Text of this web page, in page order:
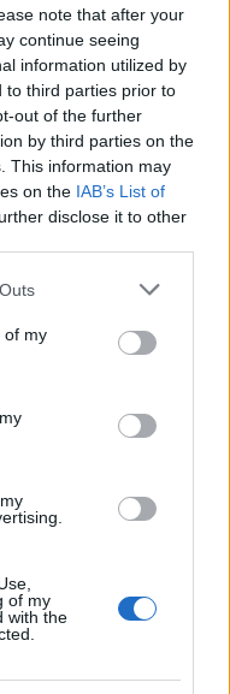
note that after your
continue seeing
information utilized by
to third parties prior to
out of the further
by third parties on the
This information may
on the IAB’s List of
disclose it to other
one or more Google
You may click to
its third-party tags to
in below Google
of my
of my
with the